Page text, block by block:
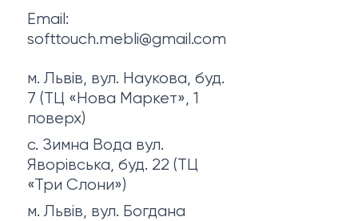
Email:
softtouch.mebli@gmail.com
м. Львів, вул. Наукова, буд.
7 (ТЦ «Нова Маркет», 1
поверх)
с. Зимна Вода вул.
Яворівська, буд. 22 (ТЦ
«Три Слони»)
м. Львів, вул. Богдана